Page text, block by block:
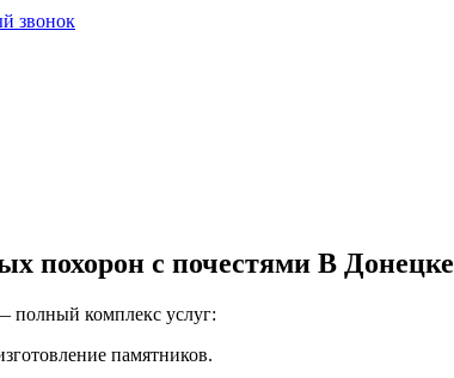
звонок
похорон с почестями В Донецке
полный комплекс услуг:
памятников.